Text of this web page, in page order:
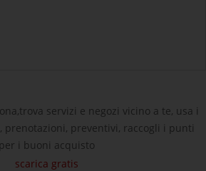
servizi e negozi vicino a te, usa i
prenotazioni, preventivi, raccogli i punti
per i buoni acquisto
scarica gratis